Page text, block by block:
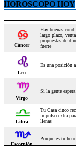
HOROSCOPO HOY